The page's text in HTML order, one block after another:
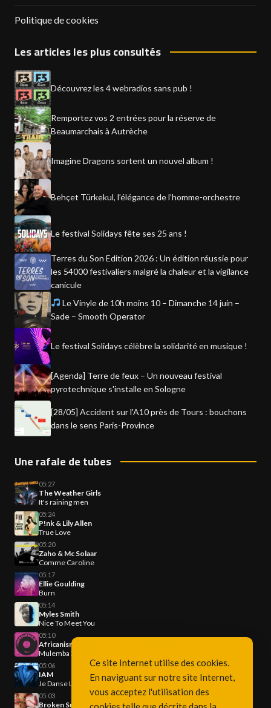
Politique de cookies
Les articles les plus consultés
Découvrez les 4 webradios sans pub !
Remportez vos 2 entrées pour la réserve de
Beaumarchais à Autrèche
Imagine Dragons sortent un nouvel album !
Behçet Türkekul, l’élégance de l’homme-orchestre
Le festival Solidays fête ses 25 ans !
Terres du Son Edition 2026 : Un édition réussie pour
les 54000 festivaliers malgré la chaleur et la vigilance
canicule
Le Vinyle de 10h moins 10 – Dimanche 14 juin –
Sade – Smooth Operator
Le festival Solidays célèbre la solidarité en musique !
[Agenda] Terre de feux – Un nouveau festival
pyrotechnique s'installe en Sologne
[28/05] Accident sur l'A10 près de Tours : bouchons
dans le sens Paris-Province
Une rafale de tubes
05:27
The Weather Girls
It's raining men
05:24
P!nk & Lily Allen
True Love
05:20
Zaho & Mc Solaar
Comme Caroline
05:17
Ellie Goulding
Burn
05:14
Myles Smith
Nice To Meet You
05:10
Africanism & Bob Sinclar & Jesus Fernandez & Bonga & Lura
Mulemba Xangola
05:06
IAM
Je Danse Le Mia
05:03
Broken Summer & Mad3 for M3
Ce site Internet utilise des cookies.
En naviguant sur notre site Internet,
vous acceptez l'utilisation des